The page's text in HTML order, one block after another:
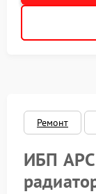
Ремонт
ИБП